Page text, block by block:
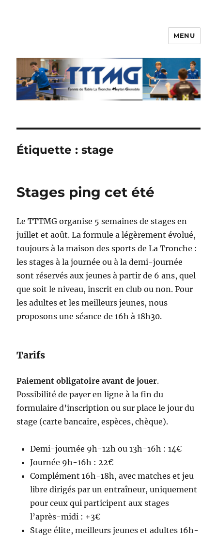
MENU
Étiquette :stage
Stages ping cet été
Le TTTMG organise 5 semaines de stages en
juillet et août. La formule a légèrement évolué,
toujours à la maison des sports de La Tronche :
les stages à la journée ou à la demi-journée
sont réservés aux jeunes à partir de 6 ans, quel
que soit le niveau, inscrit en club ou non. Pour
les adultes et les meilleurs jeunes, nous
proposons une séance de 16h à 18h30.
Tarifs
Paiement obligatoire avant de jouer.
Possibilité de payer en ligne à la fin du
formulaire d’inscription ou sur place le jour du
stage (carte bancaire, espèces, chèque).
Demi-journée 9h-12h ou 13h-16h : 14€
Journée 9h-16h : 22€
Complément 16h-18h, avec matches et jeu
libre dirigés par un entraîneur, uniquement
pour ceux qui participent aux stages
l’après-midi : +3€
Stage élite, meilleurs jeunes et adultes 16h-